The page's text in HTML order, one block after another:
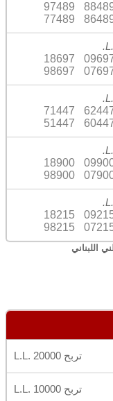
97489
77489
18697
98697
71447
51447
18900
98900
18215
98215
اللبناني
تربح L.L. 20000
تربح L.L. 10000